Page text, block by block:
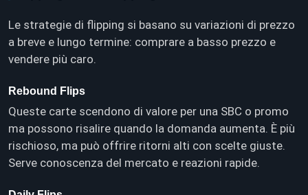
Le strategie di flipping si basano su variazioni di prezzo
a breve e lungo termine: comprare a basso prezzo e
vendere più caro.
Rebound Flips
Queste carte scendono di valore per una SBC o promo
ma possono risalire quando la domanda aumenta. È più
rischioso, ma può offrire ritorni alti con scelte giuste.
Serve conoscenza del mercato e reazioni rapide.